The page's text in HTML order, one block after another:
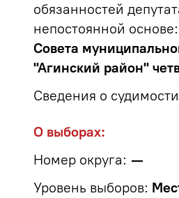
обязанностей
непостоянной основе:
Совета
"Агинский район"
Сведения о
О выборах:
Номер округа: —
Уровень выборов: